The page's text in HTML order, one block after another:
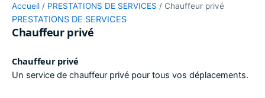
Accueil / PRESTATIONS DE SERVICES / Chauffeur privé
PRESTATIONS DE SERVICES
Chauffeur privé
Chauffeur privé
Un service de chauffeur privé pour tous vos déplacements.